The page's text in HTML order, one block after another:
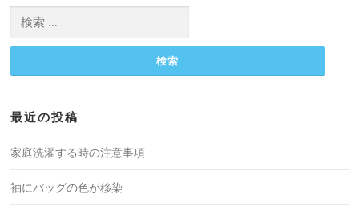
索:
最近の投稿
家庭洗濯する時の注意事項
袖にバッグの色が移染